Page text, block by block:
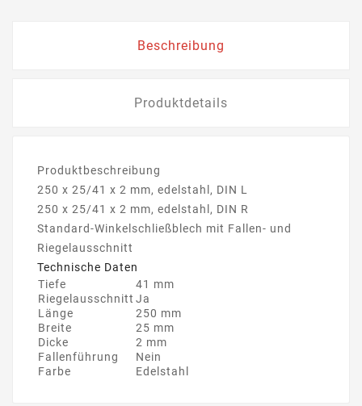
Beschreibung
Produktdetails
Produktbeschreibung
250 x 25/41 x 2 mm, edelstahl, DIN L
250 x 25/41 x 2 mm, edelstahl, DIN R
Standard-Winkelschließblech mit Fallen- und
Riegelausschnitt
Technische Daten
Tiefe
41 mm
Riegelausschnitt Ja
Länge
250 mm
Breite
25 mm
Dicke
2 mm
Fallenführung
Nein
Farbe
Edelstahl